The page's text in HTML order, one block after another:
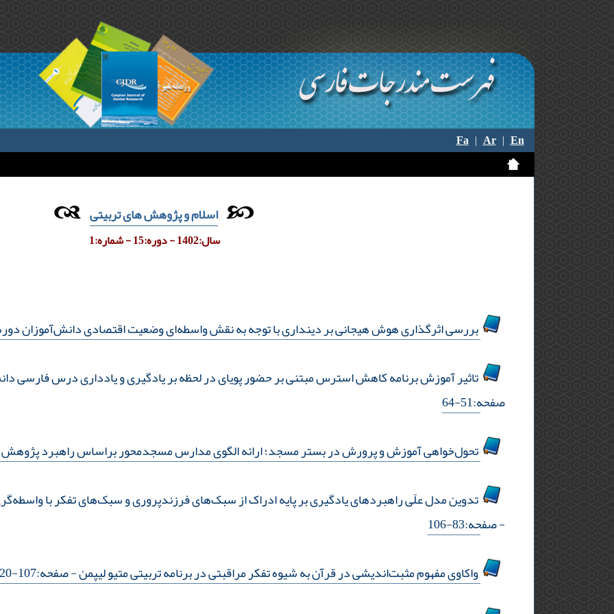
Fa|Ar|En
اسلام و پژوهش های تربیتی
سال:1402 - دوره:15 - شماره:1
بررسی اثرگذاری هوش هیجانی بر دینداری با توجه به نقش واسطه‌ای وضعیت اقتصادی دانش‌آموزان
تاثیر آموزش برنامه‌ کاهش استرس مبتنی بر حضور پویای در لحظه بر یادگیری و یادداری درس فارسی
صفحه:51-64
تحول‌‌خواهی آموزش و پرورش در بستر مسجد؛ ارائه‌ الگوی مدارس مسجدمحور براساس راهبرد پژوهش
تدوین مدل علّی راهبردهای یادگیری بر پایه‌ ادراک از سبک‌های فرزندپروری و سبک‌های تفکر با
- صفحه:83-106
واکاوی مفهوم مثبت‌اندیشی در قرآن به شیوه‌ تفکر مراقبتی در برنامه‌ تربیتی متیو لیپمن- صفحه:107-120